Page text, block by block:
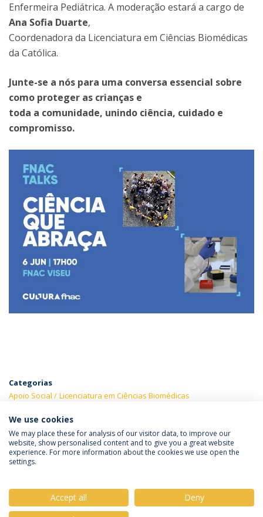
Enfermeira Pediátrica. A moderação estará a cargo de
Ana Sofia Duarte,
Coordenadora da Licenciatura em Ciências Biomédicas
da Católica.
Junte-se a nós para uma conversa essencial sobre
como proteger as crianças e
toda a comunidade, unindo ciência, cuidado e
compromisso.
Categorias
Apoio Social
Licenciatura em Ciências Biomédicas
Política de Privacidade
Termos & Condições
We use cookies
We may place these for analysis of our visitor data, to improve our
website, show personalised content and to give you a great website
experience. For more information about the cookies we use open the
settings.
Accept all
Deny